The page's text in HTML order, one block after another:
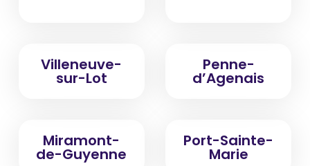
Villeneuve-
sur-Lot
Penne-
d’Agenais
Miramont-
de-Guyenne
Port-Sainte-
Marie